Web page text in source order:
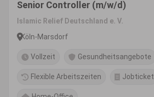
Senior Controller (m/w/d)
Islamic Relief Deutschland e. V.
Köln-Marsdorf
Vollzeit Gesundheitsangebote
Flexible Arbeitszeiten Jobticket